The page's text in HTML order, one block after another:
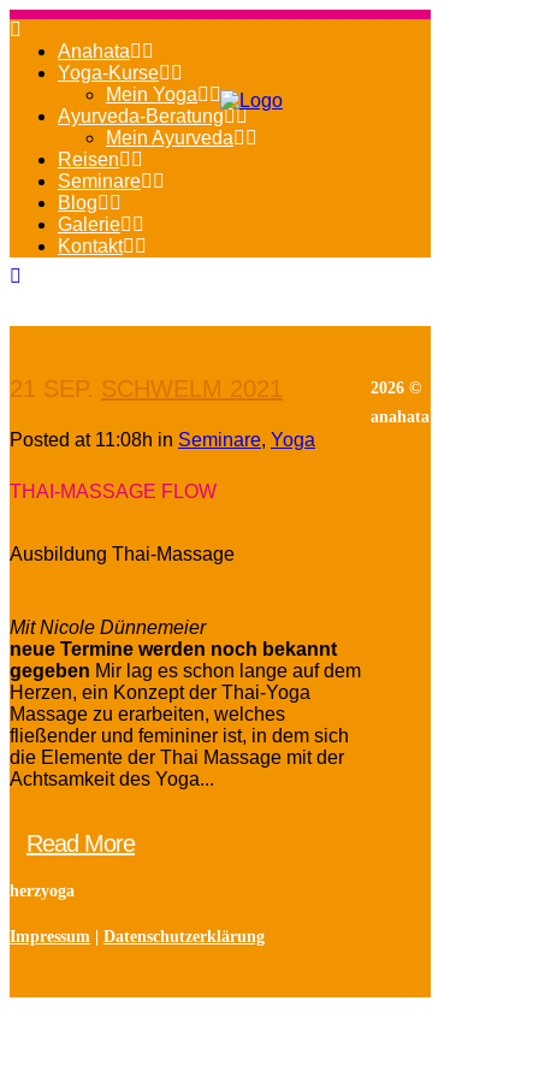
Anahata
Yoga-Kurse
Mein Yoga
Ayurveda-Beratung
Mein Ayurveda
Reisen
Seminare
Blog
Galerie
Kontakt
21 SEP. SCHWELM 2021
Posted at 11:08h in Seminare, Yoga
THAI-MASSAGE FLOW
Ausbildung Thai-Massage
Mit Nicole Dünnemeier
neue Termine werden noch bekannt
gegeben Mir lag es schon lange auf dem
Herzen, ein Konzept der Thai-Yoga
Massage zu erarbeiten, welches
fließender und femininer ist, in dem sich
die Elemente der Thai Massage mit der
Achtsamkeit des Yoga...
Read More
2026 ©
anahata
herzyoga
Impressum Datenschutzerklärung